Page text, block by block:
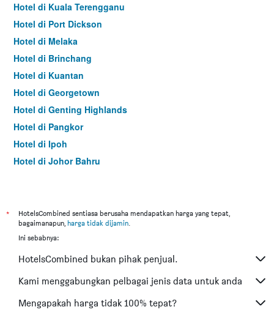
Hotel di Kuala Terengganu
Hotel di Port Dickson
Hotel di Melaka
Hotel di Brinchang
Hotel di Kuantan
Hotel di Georgetown
Hotel di Genting Highlands
Hotel di Pangkor
Hotel di Ipoh
Hotel di Johor Bahru
Hotel di Kuching
Hotel di Tokyo
Hotel di Bangkok
Hotel di Putrajaya
Hotel di Shah Alam
*
HotelsCombined sentiasa berusaha mendapatkan harga yang tepat,
bagaimanapun, harga tidak dijamin.
Ini sebabnya:
HotelsCombined bukan pihak penjual.
Kami menggabungkan pelbagai jenis data untuk anda
Mengapakah harga tidak 100% tepat?